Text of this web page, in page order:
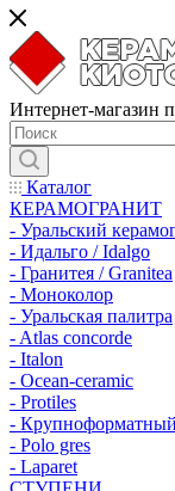
Интернет-магазин
Каталог
КЕРАМОГРАНИТ
- Уральский
- Идальго / Idalgo
- Гранитея / Granitea
- Моноколор
- Уральская палитра
- Atlas concorde
- Italon
- Ocean-ceramic
- Protiles
- Крупноформатный
- Polo gres
- Laparet